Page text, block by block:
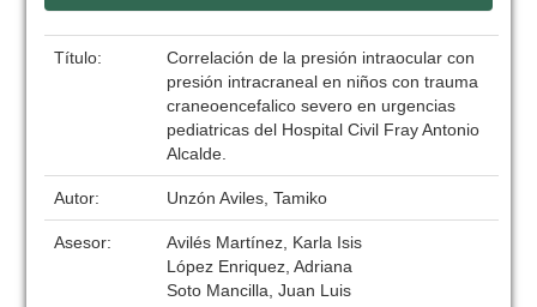
Título:
Correlación de la presión intraocular con
presión intracraneal en niños con trauma
craneoencefalico severo en urgencias
pediatricas del Hospital Civil Fray Antonio
Alcalde.
Autor: Unzón Aviles, Tamiko
Asesor:
Avilés Martínez, Karla Isis
López Enriquez, Adriana
Soto Mancilla, Juan Luis